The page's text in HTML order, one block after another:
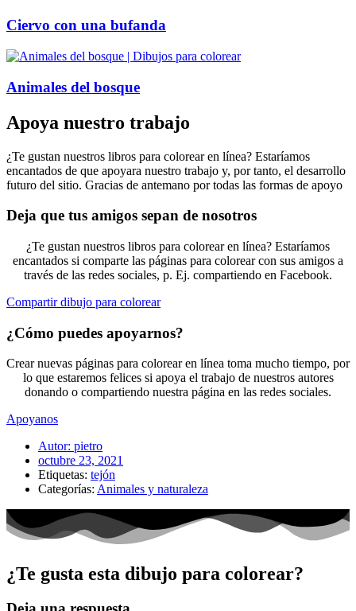
Ciervo con una bufanda
Animales del bosque
Apoya nuestro trabajo
¿Te gustan nuestros libros para colorear en línea? Estaríamos
encantados de que apoyara nuestro trabajo y, por tanto, el desarrollo
futuro del sitio. Gracias de antemano por todas las formas de apoyo
Deja que tus amigos sepan de nosotros
¿Te gustan nuestros libros para colorear en línea? Estaríamos
encantados si comparte las páginas para colorear con sus amigos a
través de las redes sociales, p. Ej. compartiendo en Facebook.
Compartir dibujo para colorear
¿Cómo puedes apoyarnos?
Crear nuevas páginas para colorear en línea toma mucho tiempo, por
lo que estaremos felices si apoya el trabajo de nuestros autores
donando o compartiendo nuestra página en las redes sociales.
Apoyanos
Autor: pietro
octubre 23, 2021
Etiquetas: tejón
Categorías: Animales y naturaleza
¿Te gusta esta dibujo para colorear?